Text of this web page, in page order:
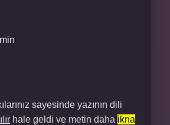
sayesinde yazının dili
hale geldi ve metin daha ikna